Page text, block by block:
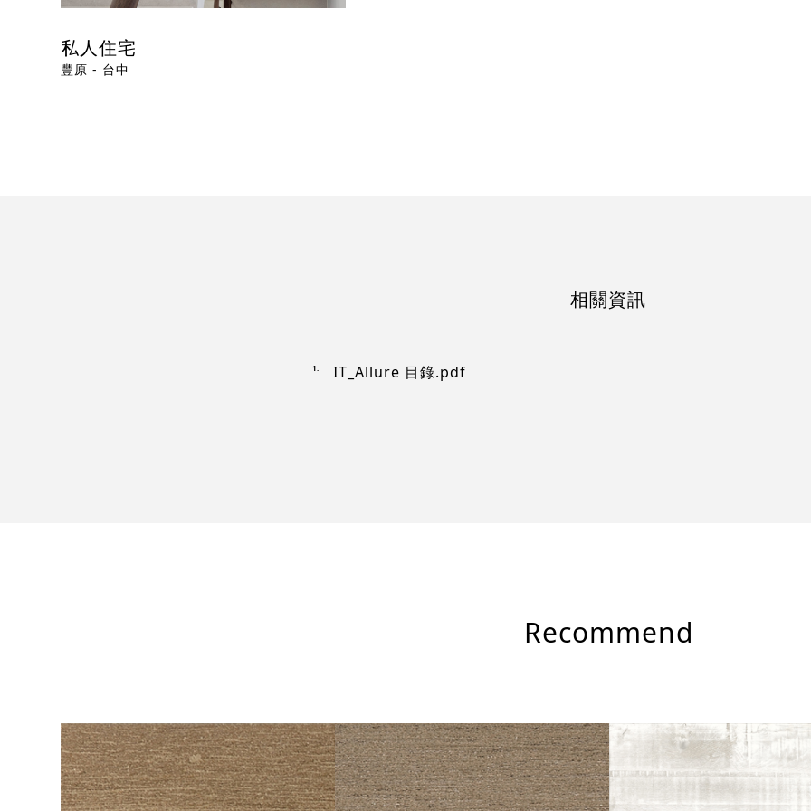
私人住宅
豐原 - 台中
相關資訊
IT_Allure 目錄.pdf
Recommend